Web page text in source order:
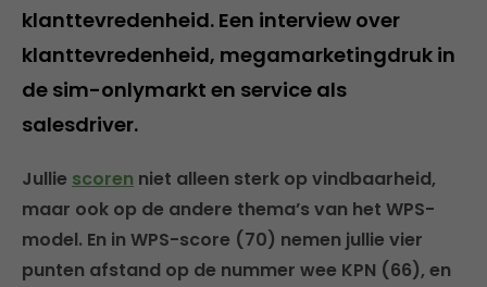
klanttevredenheid. Een interview over
klanttevredenheid, megamarketingdruk in
de sim-onlymarkt en service als
salesdriver.
Jullie scoren niet alleen sterk op vindbaarheid,
maar ook op de andere thema’s van het WPS-
model. En in WPS-score (70) nemen jullie vier
punten afstand op de nummer wee KPN (66), en